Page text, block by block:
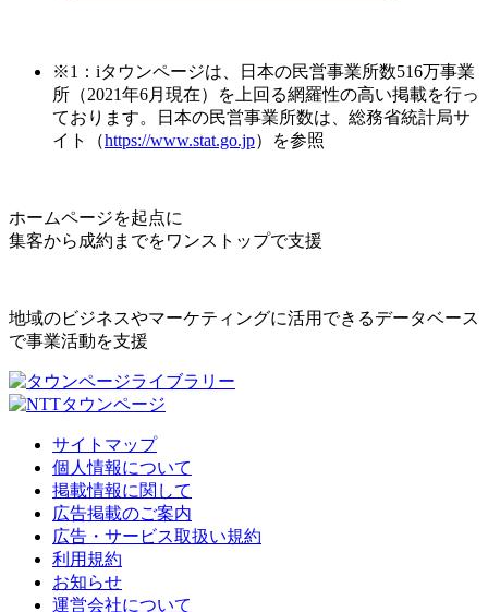
※1：iタウンページは、日本の民営事業所数516万事業
所（2021年6月現在）を上回る網羅性の高い掲載を行っ
ております。日本の民営事業所数は、総務省統計局サ
イト（https://www.stat.go.jp）を参照
ホームページを起点に
集客から成約までをワンストップで支援
地域のビジネスやマーケティングに活用できるデータベース
で事業活動を支援
サイトマップ
個人情報について
掲載情報に関して
広告掲載のご案内
広告・サービス取扱い規約
利用規約
お知らせ
運営会社について